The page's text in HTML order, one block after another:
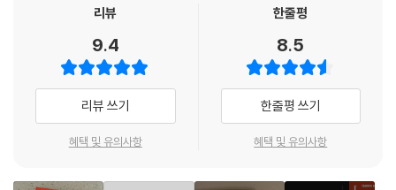
렌드를 분석하는 노력이 있다. 이러한 습관과 집념이 모여 대한민국 최고
모두가 반대하는 기획을 실현할 수 있는 방법은?
적은 비용으로 마케팅을 성공시킬 수 있는 방법은?
★★ 기획자의 시선은 360도로 입체적이어야 한다!
리뷰
9.4
리뷰 쓰기
혜택 및 유의사항
한줄평
8.5
한줄평 쓰기
혜택 및 유의사항